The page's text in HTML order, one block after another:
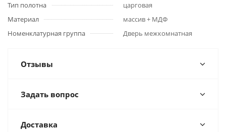
Тип полотна
царговая
Материал
массив + МДФ
Номенклатурная группа
Дверь межкомнатная
Отзывы
Задать вопрос
Доставка